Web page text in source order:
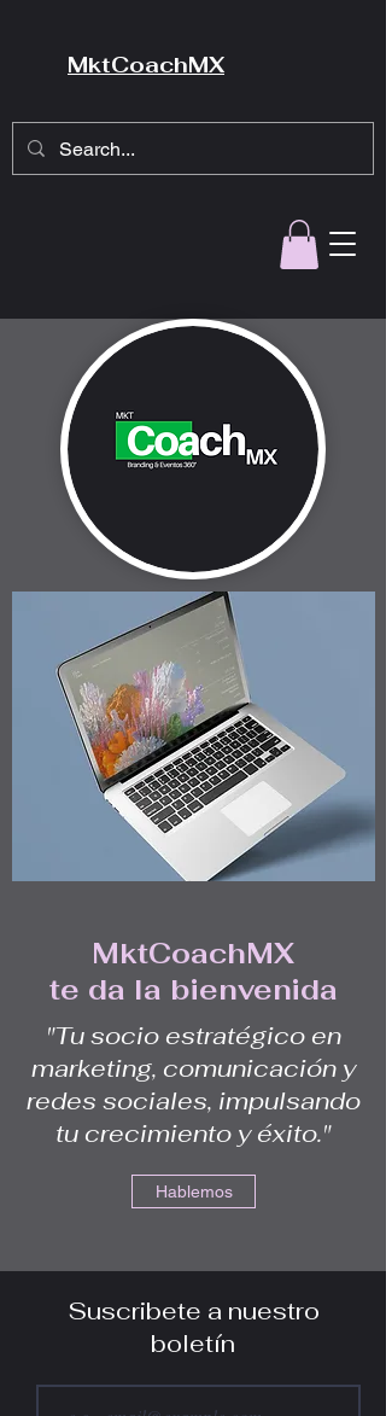
MktCoachMX
MktCoachMX
te da la bienvenida
"Tu socio estratégico en
marketing, comunicación y
redes sociales, impulsando
tu crecimiento y éxito."
Hablemos
Suscribete a nuestro
boletín